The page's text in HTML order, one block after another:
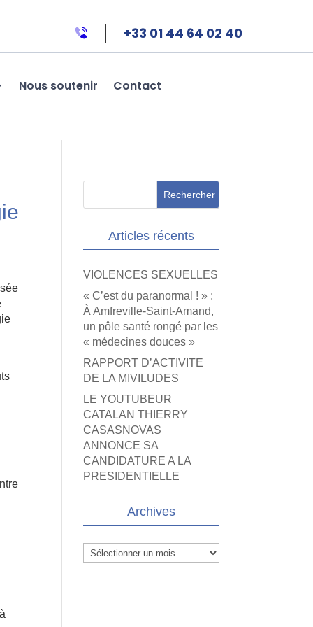
+33 01 44 64 02 40
Nous soutenir Contact
Articles récents
VIOLENCES SEXUELLES
« C’est du paranormal ! » :
À Amfreville-Saint-Amand,
un pôle santé rongé par les
« médecines douces »
RAPPORT D’ACTIVITE
DE LA MIVILUDES
LE YOUTUBEUR
CATALAN THIERRY
CASASNOVAS
ANNONCE SA
CANDIDATURE A LA
PRESIDENTIELLE
Archives
Archives